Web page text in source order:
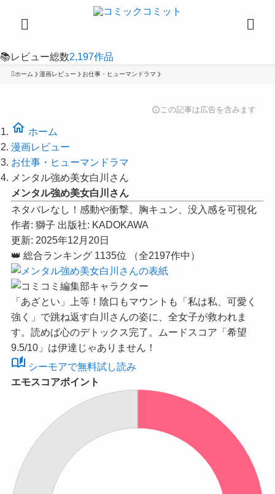
📚レビュー総数2,197作品
ホーム 漫画レビュー お仕事・ヒューマンドラマ
infoこの記事は広告を含みます
home ホーム
漫画レビュー
お仕事・ヒューマンドラマ
メンタル強め美女白川さん
メンタル強め美女白川さん
ネタバレなし！感動や衝撃、胸キュン、没入感を可視化
作者: 獅子 出版社: KADOKAWA
更新: 2025年12月20日
👑 総合ランキング 1135位 （全2197作中）
「あざとい」上等！陰口もマウントも「私は私、可愛く
強く」で跳ね返す白川さんの姿に、全女子が救われま
す。読めば心のデトックス完了。ムードスコア 「希望
9.5/10」 は伊達じゃありません！
auto_stories シーモアで無料試し読み
エモスコアポイント